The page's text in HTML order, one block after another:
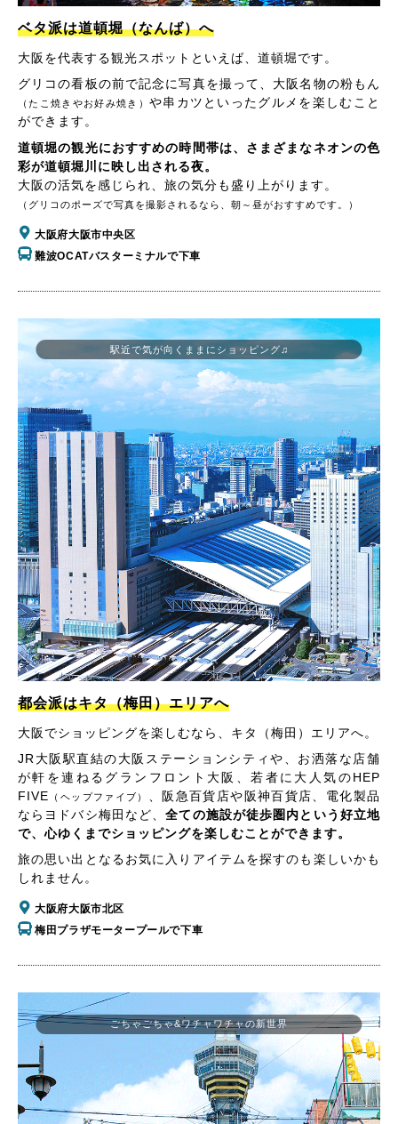
ベタ派は道頓堀（なんば）へ
大阪を代表する観光スポットといえば、道頓堀です。
グリコの看板の前で記念に写真を撮って、大阪名物の粉もん
（たこ焼きやお好み焼き） や串カツといったグルメを楽しむこと
ができます。
道頓堀の観光におすすめの時間帯は、さまざまなネオンの色
彩が道頓堀川に映し出される夜。
大阪の活気を感じられ、旅の気分も盛り上がります。
（グリコのポーズで写真を撮影されるなら、朝～昼がおすすめです。）
大阪府大阪市中央区
難波OCATバスターミナルで下車
都会派はキタ（梅田）エリアへ
大阪でショッピングを楽しむなら、キタ（梅田）エリアへ。
JR大阪駅直結の大阪ステーションシティや、お洒落な店舗
が軒を連ねるグランフロント大阪、若者に大人気のHEP
FIVE （ヘップファイブ）
、阪急百貨店や阪神百貨店、電化製品
ならヨドバシ梅田など、全ての施設が徒歩圏内という好立地
で、心ゆくまでショッピングを楽しむことができます。
旅の思い出となるお気に入りアイテムを探すのも楽しいかも
しれません。
大阪府大阪市北区
梅田プラザモータープールで下車
駅近で気が向くままにショッピング♫
ごちゃごちゃ&ワチャワチャの新世界